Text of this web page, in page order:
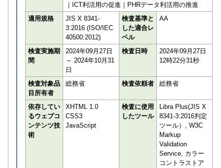
｜ICT利活用の促進｜PHRデータ利活用の推進
適用規格
JIS X 8341-
3:2016 (ISO/IEC
40500:2012)
検査基準と
した適合レ
ベル
AA
検査実施期
間
2024年09月27日
～ 2024年10月31
日
検査日時
2024年09月27日
12時22分31秒
検査対象品
目所有者
総務省 検査依頼者 総務省
依存してい
るウェブコ
ンテンツ技
術
XHTML 1.0
CSS3
JavaScript
検査に使用
したツール
Libra Plus(JIS X
8341-3:2016判定
ツール）, W3C
Markup
Validation
Service, カラー
コントラストア